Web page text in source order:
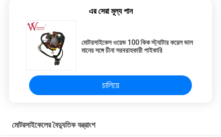
এর সেরা মূল্য পান
মোটরসাইকেল ওয়েভ 100 কিক স্ট্যাটার কয়েল ভাল
মানের সঙ্গে চীনা সরবরাহকারী পাইকারি
চালিয়ে
মোটরসাইকেলের বৈদ্যুতিক যন্ত্রাংশ